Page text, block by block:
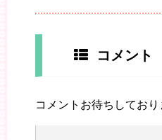
コメント
コメントお待ちしてお